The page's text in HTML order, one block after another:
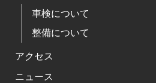
車検について
整備について
アクセス
ニュース